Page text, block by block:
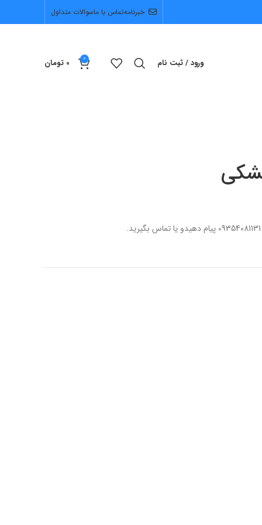
خبرنامهتماس با ماسوالات متداول
ورود / ثبت نام 0
0 تومان